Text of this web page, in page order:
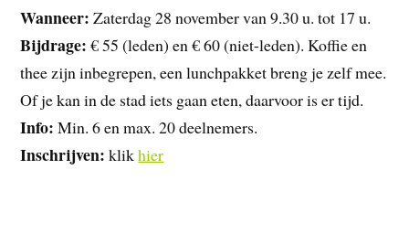
Wanneer: Zaterdag 28 november van 9.30 u. tot 17 u.
Bijdrage: € 55 (leden) en € 60 (niet-leden). Koffie en
thee zijn inbegrepen, een lunchpakket breng je zelf mee.
Of je kan in de stad iets gaan eten, daarvoor is er tijd.
Info:Min. 6 en max. 20 deelnemers.
Inschrijven: klikhier